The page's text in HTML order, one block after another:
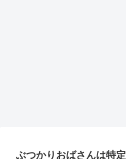
ぶつかりおばさんは特